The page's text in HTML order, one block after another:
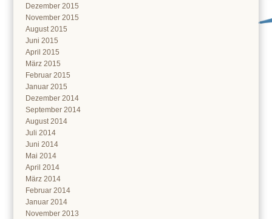
Dezember 2015
November 2015
August 2015
Juni 2015
April 2015
März 2015
Februar 2015
Januar 2015
Dezember 2014
September 2014
August 2014
Juli 2014
Juni 2014
Mai 2014
April 2014
März 2014
Februar 2014
Januar 2014
November 2013